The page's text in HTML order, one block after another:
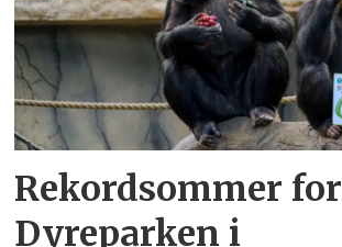
Rekordsommer for
Dyreparken i